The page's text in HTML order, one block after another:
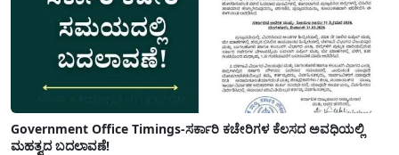
Government Office Timings-ಸರ್ಕಾರಿ ಕಚೇರಿಗಳ ಕೆಲಸದ ಅವಧಿಯಲ್ಲಿ
ಮಹತ್ವದ ಬದಲಾವಣೆ!